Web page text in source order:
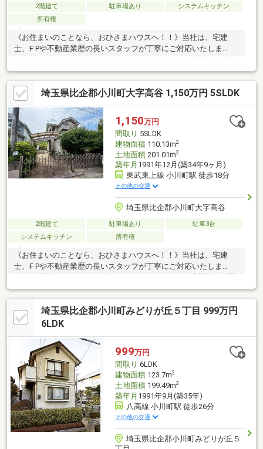
2階建て 駐車場あり
システムキッチン
所有権
《お住まいのことなら、おひさまハウスへ！！》当社は、宅建
士、F Pや不動産業歴の長いスタッフが丁寧にご対応いたしま
す！！融資のサポートもお任せください！！平日、時間外もご予
約頂ければご見学・ご案内可能です！！資料請求は、オレンジバ
ナーよりお問い合わせください。見学予約は【0493-35-3025】ま
でお気軽にお電話ください！！（※スマートフォンの方は青いバ
ナーから、お問い合わせ頂けます。）
埼玉県比企郡小川町大字高谷 1,150万円 5SLDK
1,150万円
間取り 5SLDK
建物面積110.13m2
土地面積201.01m2
築年月 1991年12月(築34年9ヶ月)
東武東上線 小川町駅 徒歩18分
その他の交通
埼玉県比企郡小川町大字高谷
2階建て 駐車場あり
駐車3台
システムキッチン
所有権
《お住まいのことなら、おひさまハウスへ！！》当社は、宅建
士、F Pや不動産業歴の長いスタッフが丁寧にご対応いたしま
約頂ければご見学・ご案内可能です！！資料請求は、オレンジバ
ナーよりお問い合わせください。見学予約は【0493-35-3025】ま
でお気軽にお電話ください！！（※スマートフォンの方は青いバ
ナーから、お問い合わせ頂けます。）
埼玉県比企郡小川町みどりが丘５丁目 999万円
6LDK
999万円
間取り 6LDK
建物面積123.7m2
土地面積199.49m2
築年月 1991年9月(築35年)
八高線 小川町駅 徒歩26分
その他の交通
埼玉県比企郡小川町みどりが丘５